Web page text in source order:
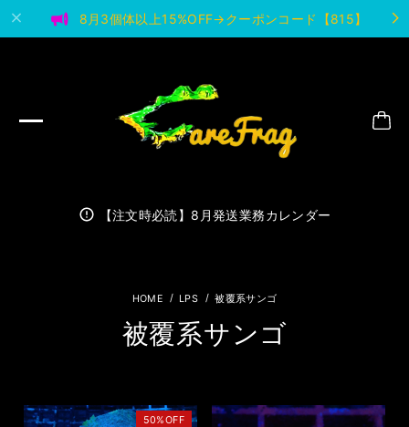
8月3個体以上15%OFF→クーポンコード【815】
【注文時必読】8月発送業務カレンダー
LPS 被覆系サンゴ
被覆系サンゴ
50%OFF